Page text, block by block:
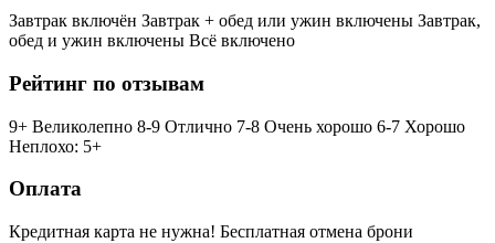
Завтрак включён Завтрак + обед или ужин включены Завтрак,
обед и ужин включены Всё включено
Рейтинг по отзывам
9+ Великолепно 8-9 Отлично 7-8 Очень хорошо 6-7 Хорошо
Неплохо: 5+
Оплата
Кредитная карта не нужна! Бесплатная отмена брони